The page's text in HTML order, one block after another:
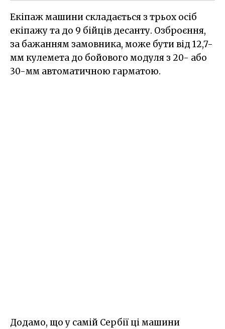
Екіпаж машини складається з трьох осіб
екіпажу та до 9 бійців десанту. Озброєння,
за бажанням замовника, може бути від 12,7-
мм кулемета до бойового модуля з 20- або
30-мм автоматичною гарматою.
Додамо, що у самій Сербії ці машини